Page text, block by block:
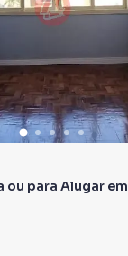
ou para Alugar em